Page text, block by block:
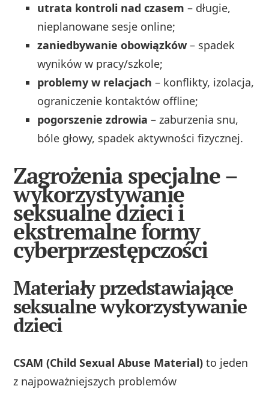
utrata kontroli nad czasem – długie,
nieplanowane sesje online;
zaniedbywanie obowiązków – spadek
wyników w pracy/szkole;
problemy w relacjach – konflikty, izolacja,
ograniczenie kontaktów offline;
pogorszenie zdrowia – zaburzenia snu,
bóle głowy, spadek aktywności fizycznej.
Zagrożenia specjalne –
wykorzystywanie
seksualne dzieci i
ekstremalne formy
cyberprzestępczości
Materiały przedstawiające
seksualne wykorzystywanie
dzieci
CSAM (Child Sexual Abuse Material) to jeden
z najpoważniejszych problemów